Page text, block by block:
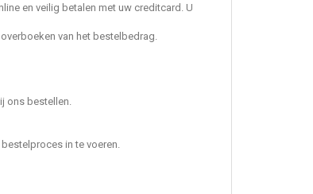
en veilig betalen met uw creditcard. U
van het bestelbedrag.
ons bestellen.
in te voeren.